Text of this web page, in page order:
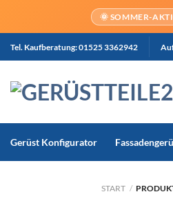
🌞 SOMMER-
Zum
Inhalt
Tel. Kaufberatung: 01525 3362942
Gerüst Konfigurator
START /